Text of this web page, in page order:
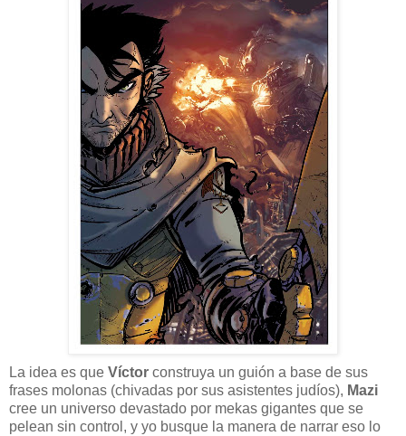
La idea es que Víctor construya un guión a base de sus
frases molonas (chivadas por sus asistentes judíos), Mazi
cree un universo devastado por mekas gigantes que se
pelean sin control, y yo busque la manera de narrar eso lo